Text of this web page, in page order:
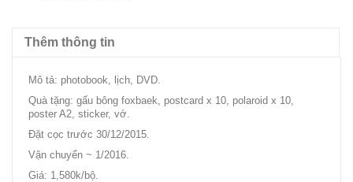
Thêm thông tin
Mô tả: photobook, lịch, DVD.
Quà tặng: gấu bông foxbaek, postcard x 10, polaroid x 10,
poster A2, sticker, vớ.
Đặt cọc trước 30/12/2015.
Vận chuyển ~ 1/2016.
Giá: 1,580k/bộ.